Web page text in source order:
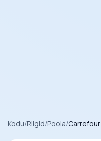
Kodu/Riigid/Poola/Carrefour